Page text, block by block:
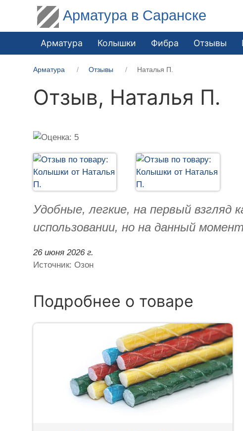
Арматура в Саранске
Арматура Колышки Фибра Отзывы
Арматура Отзывы Наталья П.
Отзыв, Наталья П.
Удобные, легкие, на первый взгляд
использовании, но на данный
26 июня 2026 г.
Источник: Озон
Подробнее о товаре